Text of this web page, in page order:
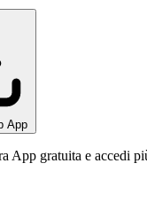
App
App gratuita e accedi